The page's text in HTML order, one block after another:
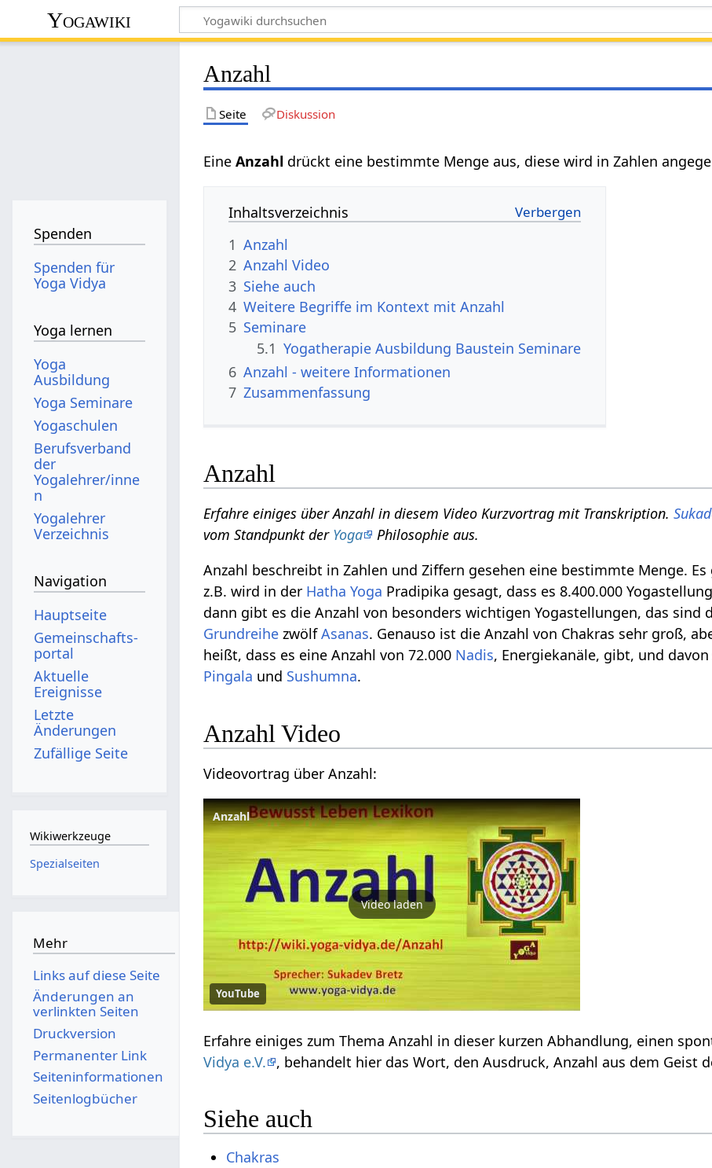
Yogawiki
Anzahl
Seite Diskussion
Eine drückt eine bestimmte Menge aus, diese wird in Zahlen
Inhaltsverzeichnis
1 Anzahl
2
Anzahl‏‎ Video
3 Siehe auch
4
5 Seminare
5.1 Yogatherapie Ausbildung Baustein Seminare
6
Anzahl‏‎ - weitere Informationen
7 Zusammenfassung
Anzahl
Erfahre einiges über Anzahl in diesem Video Kurzvortrag mit Transkription.
vom Standpunkt der Yoga
Philosophie aus.
Anzahl beschreibt in Zahlen und Ziffern gesehen eine bestimmte Menge.
z.B. wird in der Hatha Yoga Pradipika gesagt, dass es 8.400.000
dann gibt es die Anzahl von besonders wichtigen Yogastellungen, das
Grundreihe zwölfAsanas. Genauso ist die Anzahl von Chakras sehr groß,
heißt, dass es eine Anzahl von 72.000 Nadis, Energiekanäle, gibt, und
Pingala und Sushumna.
Anzahl‏‎ Video
Videovortrag über Anzahl‏‎:
Anzahl
Video laden
YouTube
Erfahre einiges zum Thema Anzahl‏‎ in dieser kurzen
Vidya e.V.
, behandelt hier das Wort,
Siehe auch
Chakras
Spenden
Spenden für
Yoga Vidya
Yoga lernen
Yoga
Ausbildung
Yoga Seminare
Yogaschulen
Berufsverband
der
Yogalehrer/inne
n
Yogalehrer
Verzeichnis
Navigation
Hauptseite
Gemeinschafts­
portal
Aktuelle
Ereignisse
Letzte
Änderungen
Zufällige Seite
Wikiwerkzeuge
Spezialseiten
Mehr
Links auf diese Seite
Änderungen an
verlinkten Seiten
Druckversion
Permanenter Link
Seiten­­informationen
Seitenlogbücher